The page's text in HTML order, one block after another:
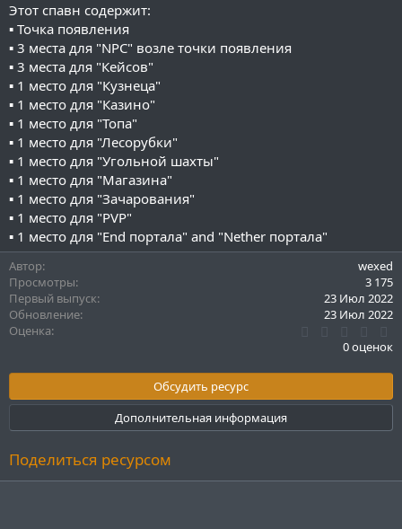
Этот спавн содержит:
▪ Точка появления
▪ 3 места для "NPC" возле точки появления
▪ 3 места для "Кейсов"
▪ 1 место для "Кузнеца"
▪ 1 место для "Казино"
▪ 1 место для "Топа"
▪ 1 место для "Лесорубки"
▪ 1 место для "Угольной шахты"
▪ 1 место для "Магазина"
▪ 1 место для "Зачарования"
▪ 1 место для "PVP"
▪ 1 место для "End портала" and "Nether портала"
Автор
wexed
Просмотры
3 175
Первый выпуск
23 Июл 2022
Обновление
23 Июл 2022
Оценка
0
0
в
ё
з
0 оценок
Обсудить ресурс
Дополнительная информация
Поделиться ресурсом